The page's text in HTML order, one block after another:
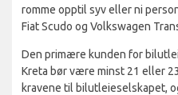
romme opptil syv eller ni
Fiat Scudo og Volkswagen
Den primære kunden for
Kreta bør være minst 21 eller
kravene til bilutleieselskapet,